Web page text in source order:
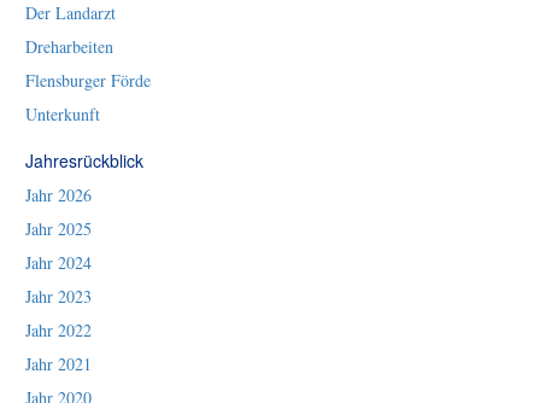
Der Landarzt
Dreharbeiten
Flensburger Förde
Unterkunft
Jahresrückblick
Jahr 2026
Jahr 2025
Jahr 2024
Jahr 2023
Jahr 2022
Jahr 2021
Jahr 2020